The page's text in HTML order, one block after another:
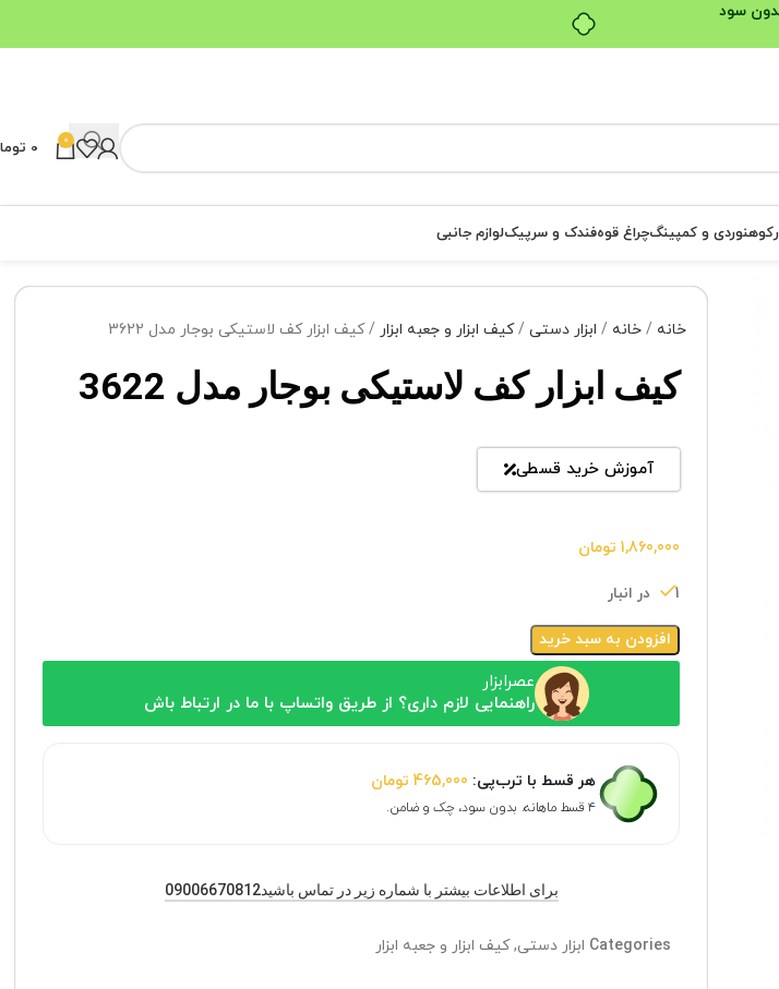
سود
0
0
کوهنوردی و کمپینگچراغ قوهفندک و سرپیکلوازم جانبی
خانه خانه ابزار دستی کیف ابزار و جعبه ابزار کیف ابزار کف لاستیکی بوجار مدل 3622
کیف ابزار کف لاستیکی بوجار مدل 3622
آموزش خرید قسطی
1,860,000 تومان
1 در انبار
افزودن به سبد خرید
عصرابزار
راهنمایی لازم داری؟ از طریق واتساپ با ما در ارتباط باش
هر قسط با ترب‌پی: 465,000 تومان
۴ قسط ماهانه. بدون سود، چک و ضامن.
برای اطلاعات بیشتر با شماره زیر در تماس باشید09006670812
Categories ابزار دستی,کیف ابزار و جعبه ابزار